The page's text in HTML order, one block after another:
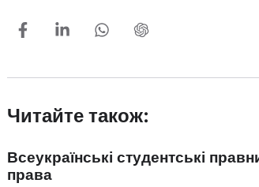
Читайте також:
Всеукраїнські студентські
права